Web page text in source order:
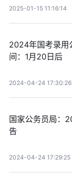
2025-01-15 11:16:14
2024年国考录用
间：1月20日后
2024-04-24 17:30:26
国家公务员局：
告
2024-04-24 17:29:25